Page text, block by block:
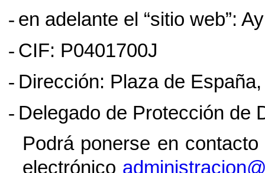
- en adelante el “sitio web”:
- CIF: P0401700J
- Dirección: Plaza de
- Delegado de Protección de
Podrá ponerse en
electrónico